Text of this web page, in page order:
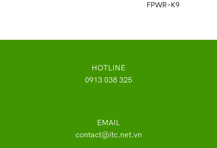
FPWR-K9
HOTLINE
0913 038 325
EMAIL
contact@itc.net.vn